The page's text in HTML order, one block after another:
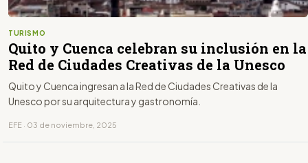
TURISMO
Quito y Cuenca celebran su inclusión en la
Red de Ciudades Creativas de la Unesco
Quito y Cuenca ingresan a la Red de Ciudades Creativas de la
Unesco por su arquitectura y gastronomía.
EFE · 03 de noviembre, 2025